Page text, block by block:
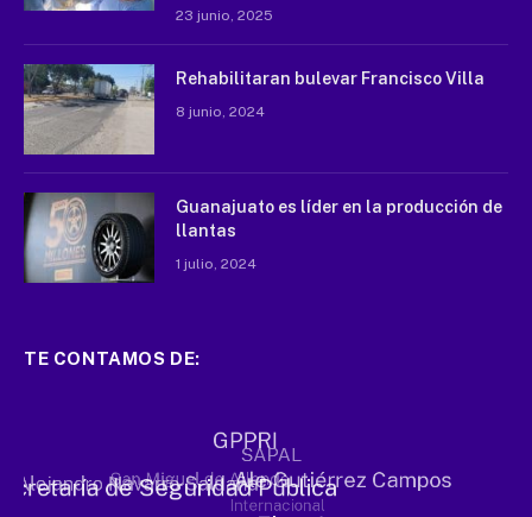
23 junio, 2025
Rehabilitaran bulevar Francisco Villa
8 junio, 2024
Guanajuato es líder en la producción de
llantas
1 julio, 2024
TE CONTAMOS DE: